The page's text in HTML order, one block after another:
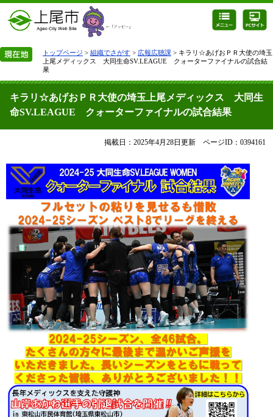
トップページ > 組織でさがす > 広報広聴課 > キラリ☆あげおＰＲ大使の埼玉
上尾メディックス 大同生命SV.LEAGUE クォーターファイナルの試合結
果
キラリ☆あげおＰＲ大使の埼玉上尾メディックス 大同生
命SV.LEAGUE クォーターファイナルの試合結果
掲載日：2025年4月28日更新 ページID：0394161